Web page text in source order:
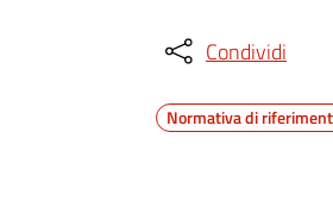
Condividi
Normativa di